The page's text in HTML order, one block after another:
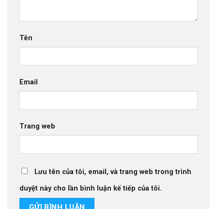
Tên
Email
Trang web
Lưu tên của tôi, email, và trang web trong trình
duyệt này cho lần bình luận kế tiếp của tôi.